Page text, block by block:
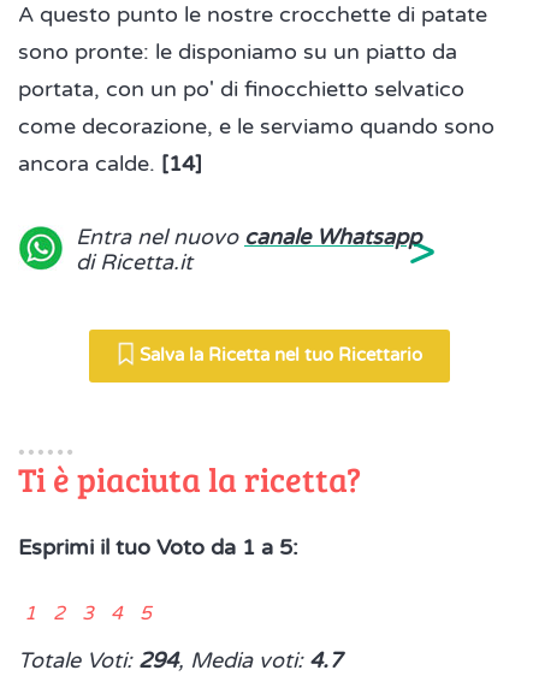
A questo punto le nostre crocchette di patate
sono pronte: le disponiamo su un piatto da
portata, con un po' di finocchietto selvatico
come decorazione, e le serviamo quando sono
ancora calde. [14]
Entra nel nuovo canale Whatsapp
di Ricetta.it
>
Salva la Ricetta nel tuo Ricettario
Ti è piaciuta la ricetta?
Esprimi il tuo Voto da 1 a 5:
1 2 3 4 5
Totale Voti: 294, Media voti: 4.7